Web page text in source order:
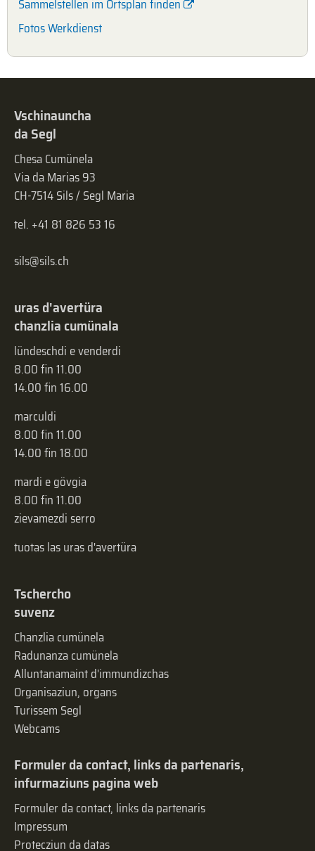
Sammelstellen im Ortsplan finden
Fotos Werkdienst
Vschinauncha
da Segl
Chesa Cumünela
Via da Marias 93
CH-7514 Sils / Segl Maria
tel. +41 81 826 53 16
sils@sils.ch
uras d'avertüra
chanzlia cumünala
lündeschdi e venderdi
8.00 fin 11.00
14.00 fin 16.00
marculdi
8.00 fin 11.00
14.00 fin 18.00
mardi e gövgia
8.00 fin 11.00
zievamezdi serro
tuotas las uras d'avertüra
Tschercho
suvenz
Chanzlia cumünela
Radunanza cumünela
Alluntanamaint d'immundizchas
Organisaziun, organs
Turissem Segl
Webcams
Formuler da contact, links da partenaris,
infurmaziuns pagina web
Formuler da contact, links da partenaris
Impressum
Protecziun da datas